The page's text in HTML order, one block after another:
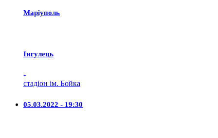
Маріуполь
Iнгулець
-
стадіон ім. Бойка
05.03.2022 - 19:30